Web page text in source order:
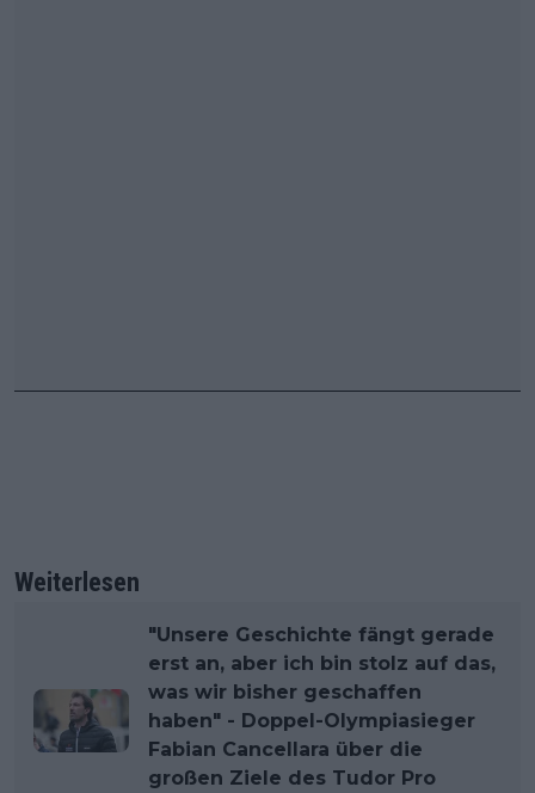
Weiterlesen
"Unsere Geschichte fängt gerade
erst an, aber ich bin stolz auf das,
was wir bisher geschaffen
haben" - Doppel-Olympiasieger
Fabian Cancellara über die
großen Ziele des Tudor Pro